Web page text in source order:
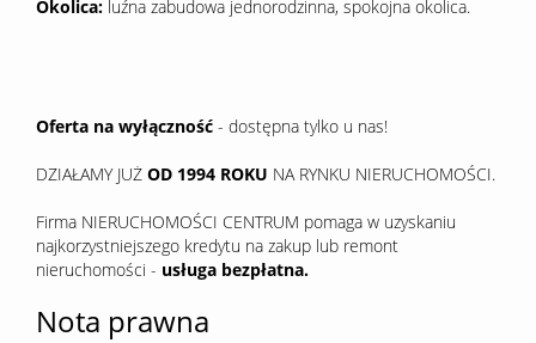
Okolica: luźna zabudowa jednorodzinna, spokojna okolica.
Oferta na wyłączność - dostępna tylko u nas!
DZIAŁAMY JUŻ OD 1994 ROKU NA RYNKU NIERUCHOMOŚCI.
Firma NIERUCHOMOŚCI CENTRUM pomaga w uzyskaniu
najkorzystniejszego kredytu na zakup lub remont
nieruchomości - usługa bezpłatna.
Nota prawna